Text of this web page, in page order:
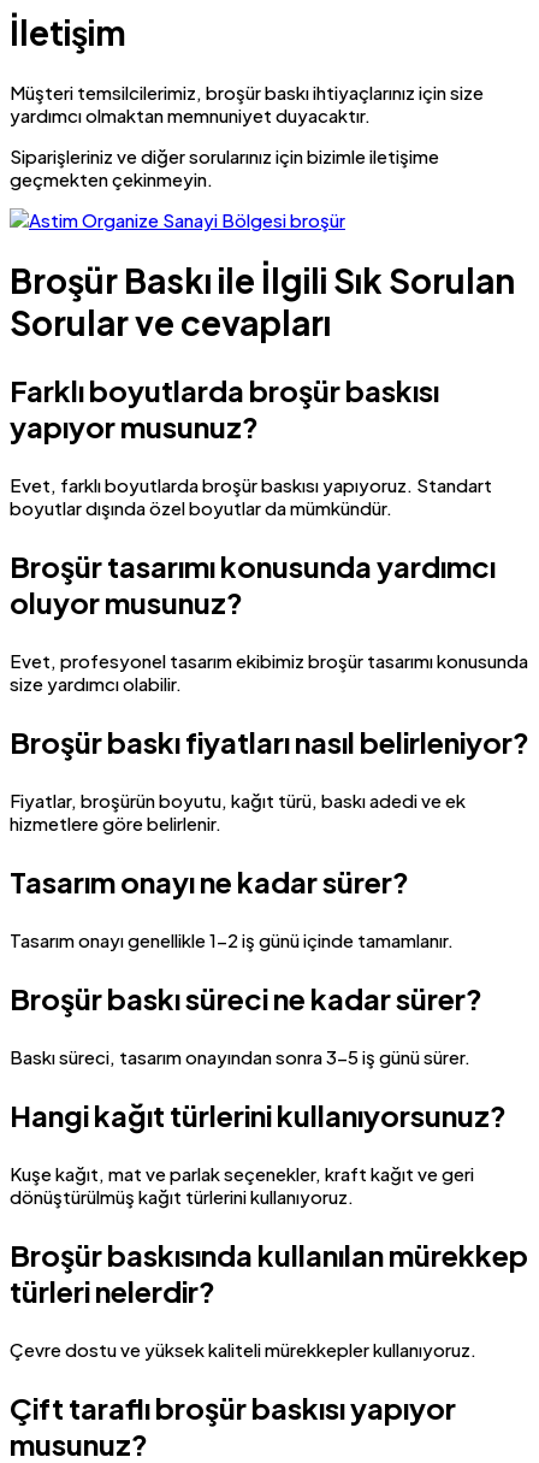
İletişim
Müşteri temsilcilerimiz, broşür baskı ihtiyaçlarınız için size
yardımcı olmaktan memnuniyet duyacaktır.
Siparişleriniz ve diğer sorularınız için bizimle iletişime
geçmekten çekinmeyin.
Broşür Baskı ile İlgili Sık Sorulan
Sorular ve cevapları
Farklı boyutlarda broşür baskısı
yapıyor musunuz?
Evet, farklı boyutlarda broşür baskısı yapıyoruz. Standart
boyutlar dışında özel boyutlar da mümkündür.
Broşür tasarımı konusunda yardımcı
oluyor musunuz?
Evet, profesyonel tasarım ekibimiz broşür tasarımı konusunda
size yardımcı olabilir.
Broşür baskı fiyatları nasıl belirleniyor?
Fiyatlar, broşürün boyutu, kağıt türü, baskı adedi ve ek
hizmetlere göre belirlenir.
Tasarım onayı ne kadar sürer?
Tasarım onayı genellikle 1-2 iş günü içinde tamamlanır.
Broşür baskı süreci ne kadar sürer?
Baskı süreci, tasarım onayından sonra 3-5 iş günü sürer.
Hangi kağıt türlerini kullanıyorsunuz?
Kuşe kağıt, mat ve parlak seçenekler, kraft kağıt ve geri
dönüştürülmüş kağıt türlerini kullanıyoruz.
Broşür baskısında kullanılan mürekkep
türleri nelerdir?
Çevre dostu ve yüksek kaliteli mürekkepler kullanıyoruz.
Çift taraflı broşür baskısı yapıyor
musunuz?